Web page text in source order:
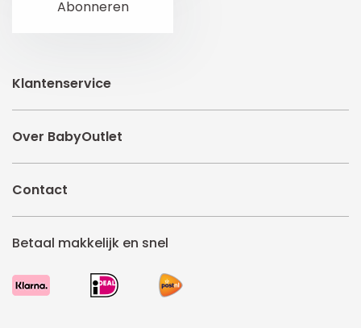
Klantenservice
Over BabyOutlet
Contact
Betaal makkelijk en snel